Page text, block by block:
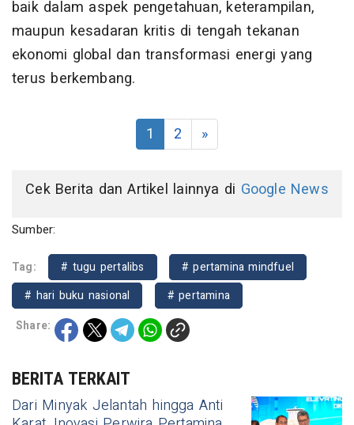
baik dalam aspek pengetahuan, keterampilan,
maupun kesadaran kritis di tengah tekanan
ekonomi global dan transformasi energi yang
terus berkembang.
1 2 »
Cek Berita dan Artikel lainnya di Google News
Sumber:
Tag: # tugu pertalibs
# pertamina mindfuel
# hari buku nasional
# pertamina
Share:
BERITA TERKAIT
Dari Minyak Jelantah hingga Anti